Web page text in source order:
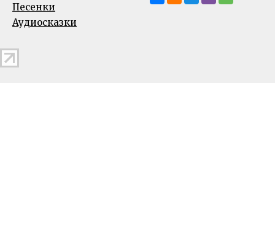
Песенки
Аудиосказки